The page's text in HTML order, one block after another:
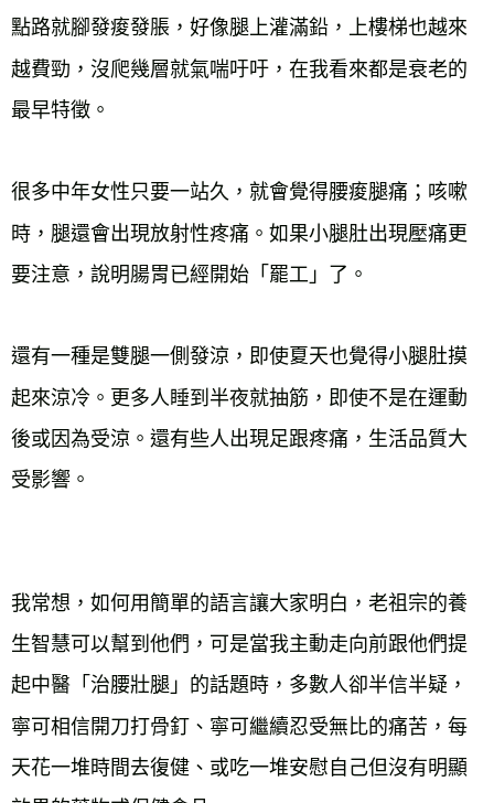
點路就腳發痠發脹，好像腿上灌滿鉛，上樓梯也越來
越費勁，沒爬幾層就氣喘吁吁，在我看來都是衰老的
最早特徵。
很多中年女性只要一站久，就會覺得腰痠腿痛；咳嗽
時，腿還會出現放射性疼痛。如果小腿肚出現壓痛更
要注意，說明腸胃已經開始「罷工」了。
還有一種是雙腿一側發涼，即使夏天也覺得小腿肚摸
起來涼冷。更多人睡到半夜就抽筋，即使不是在運動
後或因為受涼。還有些人出現足跟疼痛，生活品質大
受影響。
我常想，如何用簡單的語言讓大家明白，老祖宗的養
生智慧可以幫到他們，可是當我主動走向前跟他們提
起中醫「治腰壯腿」的話題時，多數人卻半信半疑，
寧可相信開刀打骨釘、寧可繼續忍受無比的痛苦，每
天花一堆時間去復健、或吃一堆安慰自己但沒有明顯